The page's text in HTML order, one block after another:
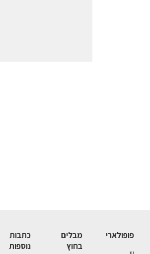
פופולארי
מבלים
בחוץ
כתבות
נוספות